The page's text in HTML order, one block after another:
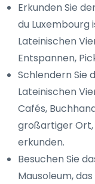
Erkunden Sie
du
Lateinischen
Entspannen,
Schlendern Sie
Lateinischen
Cafés,
großartiger Ort,
erkunden.
Besuchen Sie
Mausoleum,